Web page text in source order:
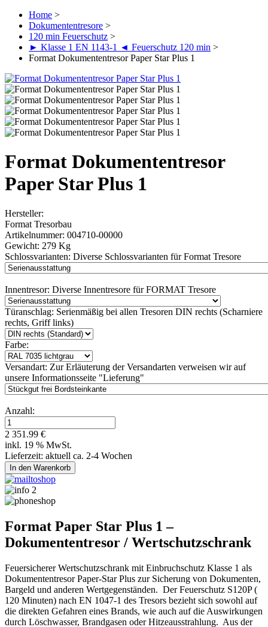
Home >
Dokumententresore >
120 min Feuerschutz >
► Klasse 1 EN 1143-1 ◄ Feuerschutz 120 min >
Format Dokumententresor Paper Star Plus 1
Format Dokumententresor
Paper Star Plus 1
Hersteller:
Format Tresorbau
Artikelnummer: 004710-00000
Gewicht: 279 Kg
Schlossvarianten: Diverse Schlossvarianten für Format Tresore
Innentresor: Diverse Innentresore für FORMAT Tresore
Türanschlag: Serienmäßig bei allen Tresoren DIN rechts (Scharniere
rechts, Griff links)
Farbe:
Versandart: Zur Erläuterung der Versandarten verweisen wir auf
unsere Informationsseite "Lieferung"
Anzahl:
2 351.99 €
inkl. 19 % MwSt.
Lieferzeit: aktuell ca. 2-4 Wochen
Format Paper Star Plus 1 –
Dokumententresor / Wertschutzschrank
Feuersicherer Wertschutzschrank mit Einbruchschutz Klasse 1 als
Dokumententresor Paper-Star Plus zur Sicherung von Dokumenten,
Bargeld und anderen Wertgegenständen. Der Feuerschutz S120P (
120 Minuten) nach EN 1047-1 des Tresors bezieht sich sowohl auf
die direkten Gefahren eines Brands, wie auch auf die Auswirkungen
durch Löschwasser, Brandgasen oder Hitzeausstrahlung. Aus der